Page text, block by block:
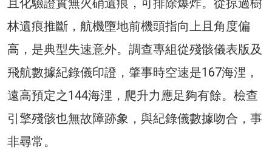
且化驗證實無火硝遺痕，可排除爆炸。從掠過樹
林遺痕推斷，航機墮地前機頭指向上且角度偏
高，是典型失速意外。調查專組從殘骸儀表版及
飛航數據紀錄儀印證，肇事時空速是167海浬，
遠高預定之144海浬，爬升力應足夠有餘。檢查
引擎殘骸也無故障跡象，與紀錄儀數據吻合，事
非尋常。